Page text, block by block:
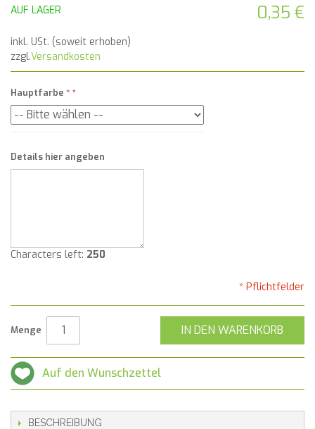
0,35 €
AUF LAGER
inkl. USt. (soweit erhoben)
zzgl.Versandkosten
Hauptfarbe *
Details hier angeben
Characters left: 250
* Pflichtfelder
Menge IN DEN WARENKORB
Auf den Wunschzettel
BESCHREIBUNG